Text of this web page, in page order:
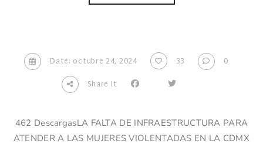
Date: octubre 24, 2024 33
0
Share It
462 DescargasLA FALTA DE INFRAESTRUCTURA PARA
ATENDER A LAS MUJERES VIOLENTADAS EN LA CDMX